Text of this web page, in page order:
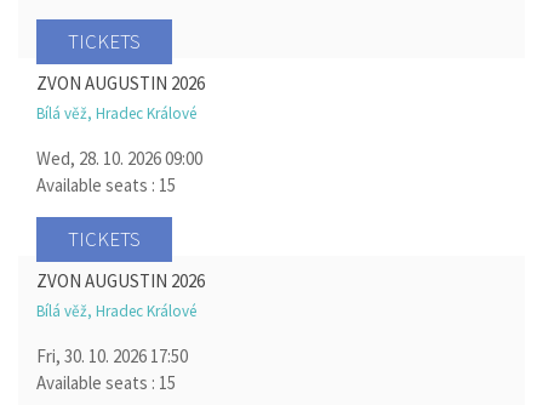
TICKETS
ZVON AUGUSTIN 2026
Bílá věž, Hradec Králové
Wed, 28. 10. 202609:00
Available seats : 15
TICKETS
ZVON AUGUSTIN 2026
Bílá věž, Hradec Králové
Fri, 30. 10. 2026 17:50
Available seats : 15